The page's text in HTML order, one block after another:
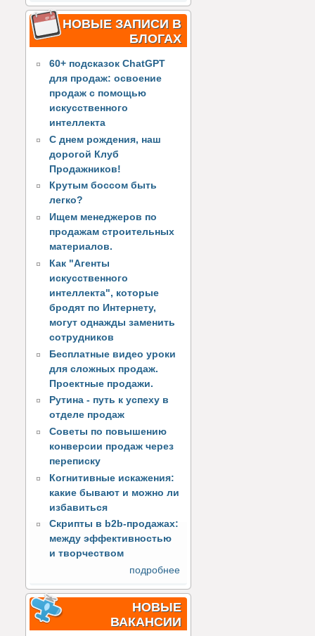
НОВЫЕ ЗАПИСИ В
БЛОГАХ
60+ подсказок ChatGPT
для продаж: освоение
продаж с помощью
искусственного
интеллекта
С днем рождения, наш
дорогой Клуб
Продажников!
Крутым боссом быть
легко?
Ищем менеджеров по
продажам строительных
материалов.
Как "Агенты
искусственного
интеллекта", которые
бродят по Интернету,
могут однажды заменить
сотрудников
Бесплатные видео уроки
для сложных продаж.
Проектные продажи.
Рутина - путь к успеху в
отделе продаж
Советы по повышению
конверсии продаж через
переписку
Когнитивные искажения:
какие бывают и можно ли
избавиться
Скрипты в b2b-продажах:
между эффективностью
и творчеством
подробнее
НОВЫЕ
ВАКАНСИИ